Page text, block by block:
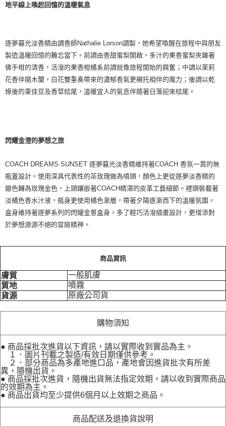
地平線上喚起回憶的溫暖氣息
逐夢暮光淡香精由調香師Nathalie Lorson調製，她希望喚醒在旅程中與朋友
製造溫暖回憶的難忘當下。前調由香甜蜜梨開啟，多汁的果香蜜梨夾雜著
佛手柑的清香，活潑的果香柑橘系前調就像旅程開始的興奮；中調以茉莉
花香伴隨木蘭，白花雙重奏帶來的濃郁香氣更襯托相伴的魔力；後調以乾
燥後的東佳豆及香草結尾，溫暖宜人的氣息伴隨著日落迎來結尾。
閃耀金澄的夢想之旅
COACH DREAMS SUNSET 逐夢暮光淡香精維持著COACH 香氛一貫的無
瓶蓋設計。使用深具代表性的茶玫瑰做為噴頭，顏色上更從逐夢淡香精的
銀色轉為玫瑰金色，上頭鑲嵌著COACH精湛的皮革工藝細節。裡頭裝載著
淡橘色香水汁液，瓶身更使用橘色漸層，帶著夕陽逐漸西下的溫暖氛圍。
盒身維持著逐夢系列的閃耀金蔥盒身，多了輕巧活潑插畫設計，更增添對
於夢想源源不絕的冒險精神。
商品資訊
膚質
一般肌膚
質地
噴霧
貨源
原廠公司貨
購物須知
● 商品採批次進貨以下資訊，請以實際收到實品為主。
１．圖片刊載之製造/有效日期僅供參考。
２．部分商品為多產地進口品，產地會因進貨批次有所差
異，隨機出貨。
● 商品採批次進貨，隨機出貨無法指定效期，請以收到實際商品
的效期為主。
● 商品出貨均至少提供6個月以上效期之商品。
商品配送及退換貨說明